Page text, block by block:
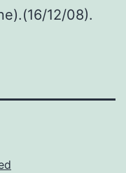
12/08).